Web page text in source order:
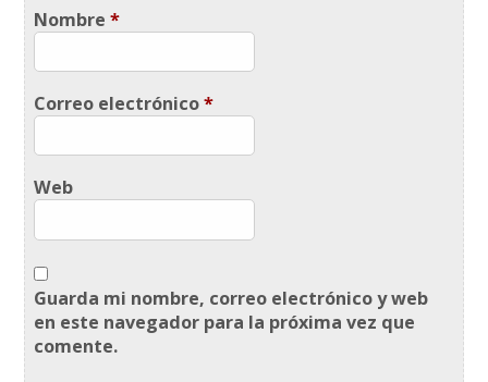
Nombre*
Correo electrónico*
Web
Guarda mi nombre, correo electrónico y web
en este navegador para la próxima vez que
comente.